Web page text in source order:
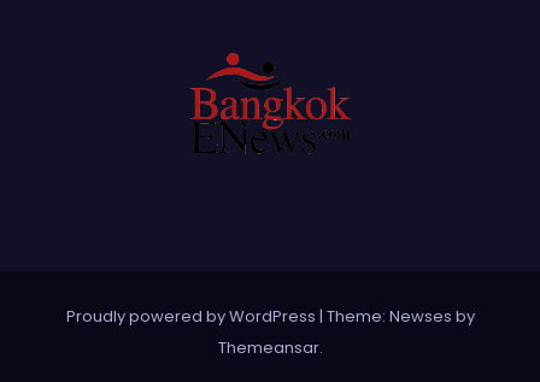
Proudly powered by WordPress | Theme: Newses by
Themeansar.